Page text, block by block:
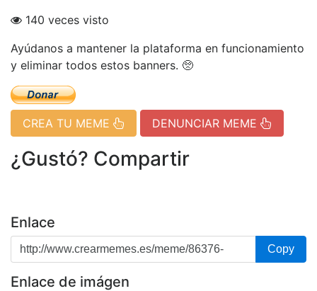
140 veces visto
Ayúdanos a mantener la plataforma en funcionamiento
y eliminar todos estos banners. 🥺
CREA TU MEME DENUNCIAR MEME
¿Gustó? Compartir
Enlace
Copy
Enlace de imágen